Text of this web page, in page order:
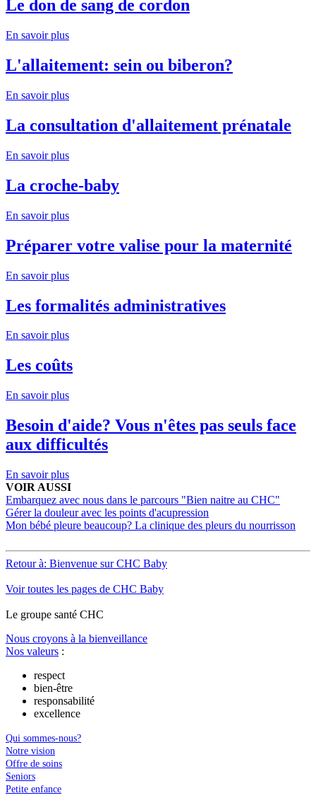
Le don de sang de cordon
En savoir plus
L'allaitement: sein ou biberon?
En savoir plus
La consultation d'allaitement prénatale
En savoir plus
La croche-baby
En savoir plus
Préparer votre valise pour la maternité
En savoir plus
Les formalités administratives
En savoir plus
Les coûts
En savoir plus
Besoin d'aide? Vous n'êtes pas seuls face
aux difficultés
En savoir plus
VOIR AUSSI
Embarquez avec nous dans le parcours "Bien naitre au CHC"
Gérer la douleur avec les points d'acupression
Mon bébé pleure beaucoup? La clinique des pleurs du nourrisson
Retour à: Bienvenue sur CHC Baby
Voir toutes les pages de CHC Baby
Le groupe santé CHC
Nous croyons à la bienveillance
Nos valeurs :
respect
bien-être
responsabilité
excellence
Qui sommes-nous?
Notre vision
Offre de soins
Seniors
Petite enfance